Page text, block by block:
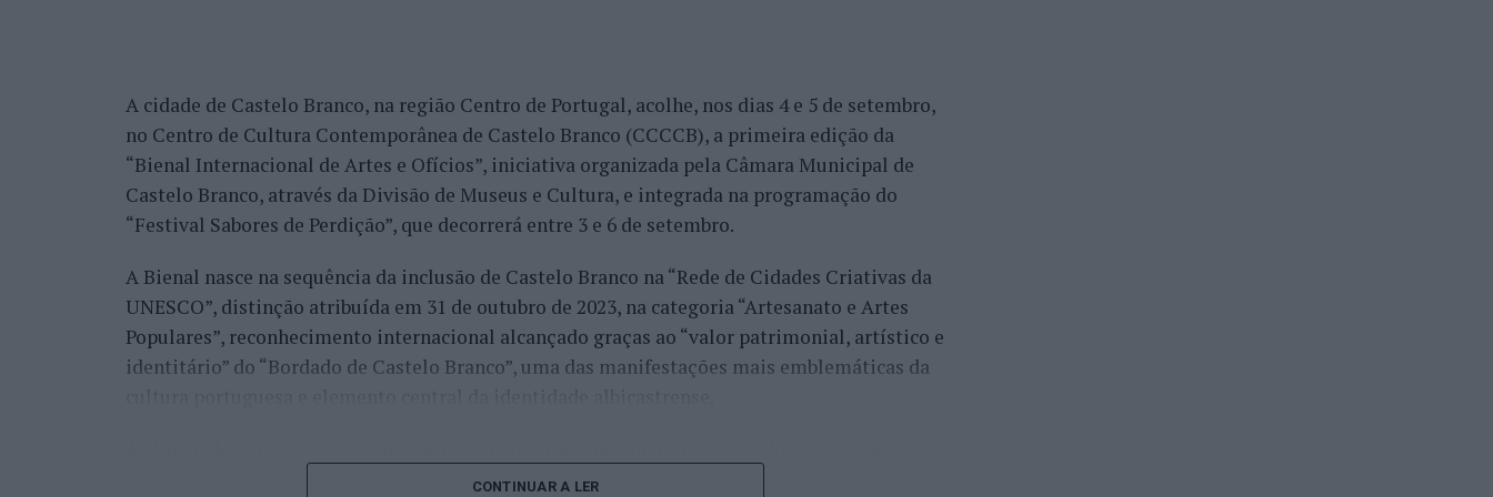
Já Jaime Faria venceu o peruano Gonzalo Bueno e o neerlandês Botic van de Zandschulp,
alcançando também os quartos de final, onde acabou eliminado pelo italiano Luciano
Darderi, num encontro decidido em três sets.
Nuno Borges, principal representante nacional no quadro principal, iniciou a participação
segunda ronda pelo argentino Román Andrés Burruchaga, num encontro disputado em três
sets.
Henrique Rocha e Frederico Ferreira Silva despediram-se na ronda inaugural. Rocha foi
afastado pelo espanhol Pedro Martínez, enquanto Ferreira Silva discutiu a passagem à
Na fase de qualificação, Tiago Pereira foi o português que mais longe chegou, alcançando o
A cidade de Castelo Branco, na região Centro de Portugal, acolhe, nos dias 4 e 5 de setembro,
no Centro de Cultura Contemporânea de Castelo Branco (CCCCB), a primeira edição da
“Bienal Internacional de Artes e Ofícios”, iniciativa organizada pela Câmara Municipal de
Castelo Branco, através da Divisão de Museus e Cultura, e integrada na programação do
“Festival Sabores de Perdição”, que decorrerá entre 3 e 6 de setembro.
A Bienal nasce na sequência da inclusão de Castelo Branco na “Rede de Cidades Criativas da
UNESCO”, distinção atribuída em 31 de outubro de 2023, na categoria “Artesanato e Artes
Populares”, reconhecimento internacional alcançado graças ao “valor patrimonial, artístico e
identitário” do “Bordado de Castelo Branco”, uma das manifestações mais emblemáticas da
representantes institucionais, organismos públicos, instituições de ensino superior e
CONTINUAR A LER